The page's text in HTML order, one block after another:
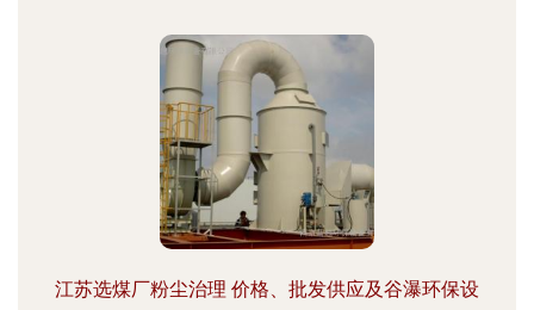
江苏选煤厂粉尘治理 价格、批发供应及谷瀑环保设